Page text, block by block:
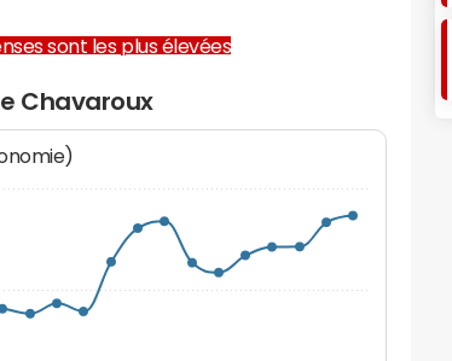
sont les plus élevées
Chavaroux